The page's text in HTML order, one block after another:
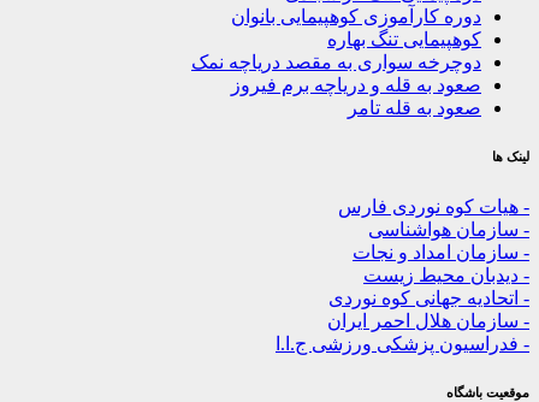
کارآموزی کوهپیمایی بانوان
تنگ بهاره
سواری به مقصد دریاچه نمک
به قله و دریاچه برم فیروز
به قله تامر
نوردی فارس
هواشناسی
امداد و نجات
محیط زیست
جهانی کوه نوردی
هلال احمر ایران
پزشکی ورزشی ج.ا.ا